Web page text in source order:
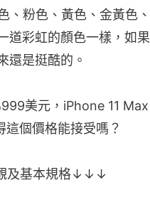
、粉色、黃色、金黃色、
道彩虹的顏色一樣，如果
還是挺酷的。
美元，iPhone 11 Max
個價格能接受嗎？
及基本規格↓↓↓